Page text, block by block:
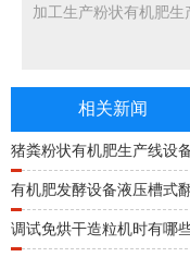
加工生产粉状有机肥生
相关新闻
猪粪粉状有机肥生产线设
有机肥发酵设备液压槽式
调试免烘干造粒机时有哪